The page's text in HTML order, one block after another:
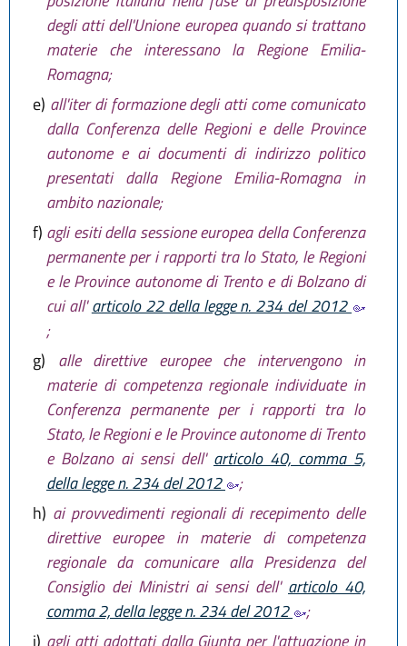
degli atti dell'Unione europea quando si trattano
materie che interessano la Regione Emilia-
Romagna;
e) all'iter di formazione degli atti come comunicato
dalla Conferenza delle Regioni e delle Province
autonome e ai documenti di indirizzo politico
presentati dalla Regione Emilia-Romagna in
ambito nazionale;
f) agli esiti della sessione europea della Conferenza
permanente per i rapporti tra lo Stato, le Regioni
e le Province autonome di Trento e di Bolzano di
cui all'articolo 22 della legge n. 234 del 2012
;
g) alle direttive europee che intervengono in
materie di competenza regionale individuate in
Conferenza permanente per i rapporti tra lo
Stato, le Regioni e le Province autonome di Trento
e Bolzano ai sensi dell' articolo 40, comma 5,
della legge n. 234 del 2012
;
h) ai provvedimenti regionali di recepimento delle
direttive europee in materie di competenza
regionale da comunicare alla Presidenza del
Consiglio dei Ministri ai sensi dell' articolo 40,
comma 2, della legge n. 234 del 2012
;
i) agli atti adottati dalla Giunta per l'attuazione in